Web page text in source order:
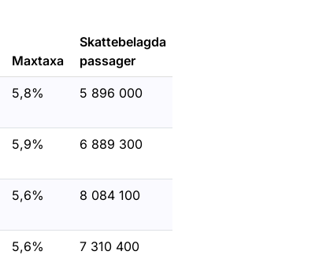
Maxtaxa
Skattebelagda
passager
5,8% 5 896 000
5,9% 6 889 300
5,6% 8 084 100
5,6% 7 310 400